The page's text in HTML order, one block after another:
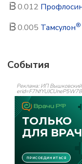
0.012
0.005 Тамсулон®
События
Реклама: ИП